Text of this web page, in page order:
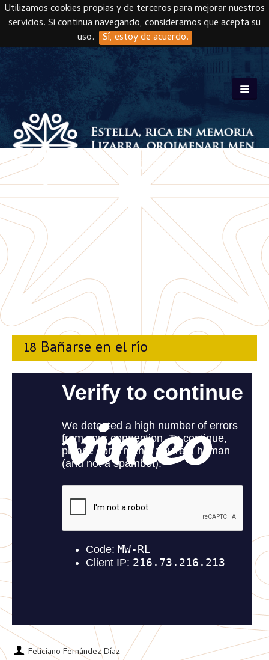
Utilizamos cookies propias y de terceros para mejorar nuestros
servicios. Si continua navegando, consideramos que acepta su
uso. Sí, estoy de acuerdo.
Skip to main content
18 Bañarse en el río
Feliciano Fernández Díaz